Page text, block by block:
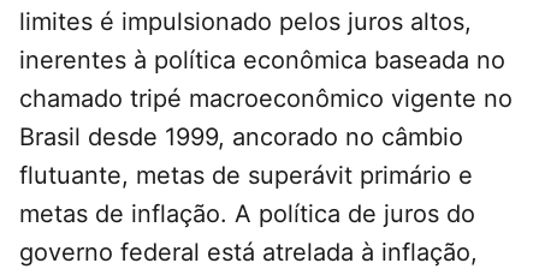
limites é impulsionado pelos juros altos,
inerentes à política econômica baseada no
chamado tripé macroeconômico vigente no
Brasil desde 1999, ancorado no câmbio
flutuante, metas de superávit primário e
metas de inflação. A política de juros do
governo federal está atrelada à inflação,